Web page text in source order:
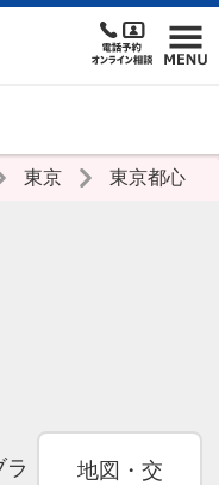
東京 東京都心
ラ
地図・交